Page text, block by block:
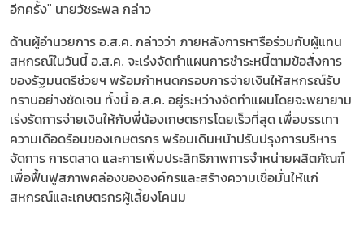
อีกครั้ง" นายวัชระพล กล่าว
ด้านผู้อำนวยการ อ.ส.ค. กล่าวว่า ภายหลังการหารือร่วมกับผู้แทน
สหกรณ์ในวันนี้ อ.ส.ค. จะเร่งจัดทำแผนการชำระหนี้ตามข้อสั่งการ
ของรัฐมนตรีช่วยฯ พร้อมกำหนดกรอบการจ่ายเงินให้สหกรณ์รับ
ทราบอย่างชัดเจน ทั้งนี้ อ.ส.ค. อยู่ระหว่างจัดทำแผนโดยจะพยายาม
เร่งรัดการจ่ายเงินให้กับพี่น้องเกษตรกรโดยเร็วที่สุด เพื่อบรรเทา
ความเดือดร้อนของเกษตรกร พร้อมเดินหน้าปรับปรุงการบริหาร
จัดการ การตลาด และการเพิ่มประสิทธิภาพการจำหน่ายผลิตภัณฑ์
เพื่อฟื้นฟูสภาพคล่องขององค์กรและสร้างความเชื่อมั่นให้แก่
สหกรณ์และเกษตรกรผู้เลี้ยงโคนม